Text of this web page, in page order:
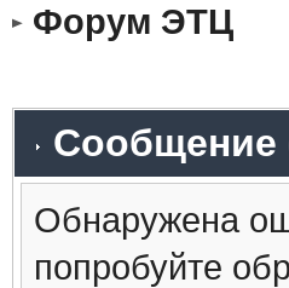
Форум ЭТЦ
Обнаружена
попробуйте